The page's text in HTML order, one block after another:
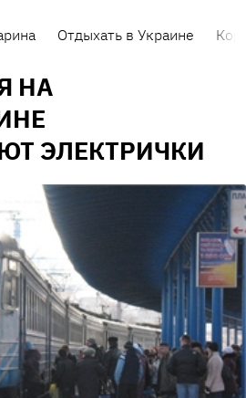
Отдыхать в Украине
НА
ЭЛЕКТРИЧКИ